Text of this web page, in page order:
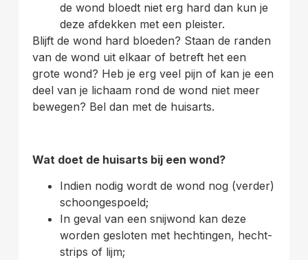
de wond bloedt niet erg hard dan kun je
deze afdekken met een pleister.
Blijft de wond hard bloeden? Staan de randen
van de wond uit elkaar of betreft het een
grote wond? Heb je erg veel pijn of kan je een
deel van je lichaam rond de wond niet meer
bewegen? Bel dan met de huisarts.
Wat doet de huisarts bij een wond?
Indien nodig wordt de wond nog (verder)
schoongespoeld;
In geval van een snijwond kan deze
worden gesloten met hechtingen, hecht-
strips of lijm;